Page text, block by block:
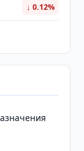
↓ 0.12%